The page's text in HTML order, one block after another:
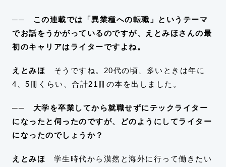
── この連載では「異業種への転職」というテーマ
でお話をうかがっているのですが、えとみほさんの最
初のキャリアはライターですよね。
えとみほ
そうですね。20代の頃、多いときは年に
4、5冊くらい、合計21冊の本を出しました。
── 大学を卒業してから就職せずにテックライター
になったと伺ったのですが、どのようにしてライター
になったのでしょうか？
えとみほ
学生時代から漠然と海外に行って働きたい